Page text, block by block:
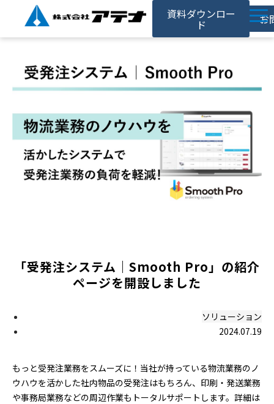
資料ダウンロー
ド お
アテナの強み
対応事例
お役立ち記事
採用情報
「受発注システム｜Smooth Pro」の紹介
ページを開設しました
ソリューション
2024.07.19
もっと受発注業務をスムーズに！当社が持っている物流業務のノ
ウハウを活かした社内物品の受発注はもちろん、印刷・発送業務
や事務局業務などの周辺作業もトータルサポートします。詳細は